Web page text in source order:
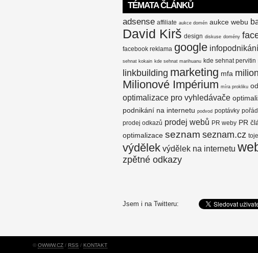
TÉMATA ČLÁNKŮ
adsense affiliate aukce domén aukce webu
David Kirš design diskuse domény
facebook reklama google infopodnikání
sehnat kokain kde sehnat marihuanu kde sehnat pervitin
linkbuilding marketing mfa
Milionové Impérium míra prokliku
optimalizace pro vyhledávače
podnikání na internetu podvod poptávky
prodej odkazů prodej webů PR weby PR
optimalizace seznam seznam.cz
výdělek výdělek na internetu
zpětné odkazy
Jsem i na Twitteru:
© OWWW.CZ / RSS / KONTAKT